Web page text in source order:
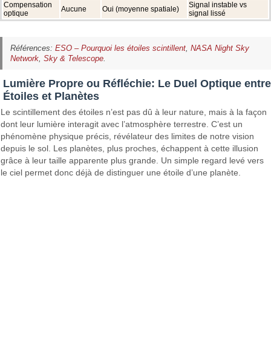
Compensation
optique
Aucune Oui (moyenne spatiale)
Signal instable vs
signal lissé
Références: ESO – Pourquoi les étoiles scintillent, NASA Night Sky
Network, Sky & Telescope.
Lumière Propre ou Réfléchie: Le Duel Optique entre
Étoiles et Planètes
Le scintillement des étoiles n’est pas dû à leur nature, mais à la façon
dont leur lumière interagit avec l’atmosphère terrestre. C’est un
phénomène physique précis, révélateur des limites de notre vision
depuis le sol. Les planètes, plus proches, échappent à cette illusion
grâce à leur taille apparente plus grande. Un simple regard levé vers
le ciel permet donc déjà de distinguer une étoile d’une planète.